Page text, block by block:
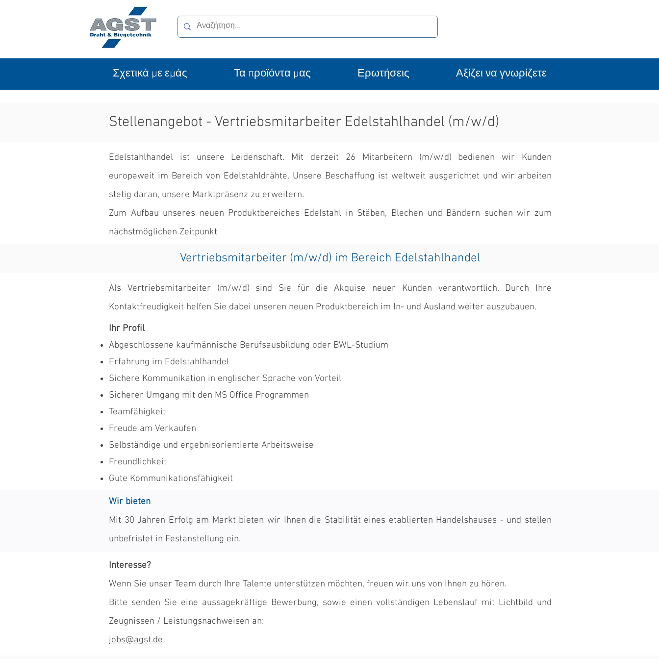
Σχετικά με εμάς Τα προϊόντα μας Ερωτήσεις Αξίζει να γνωρίζετε
Stellenangebot - Vertriebsmitarbeiter Edelstahlhandel (m/w/d)
Edelstahlhandel ist unsere Leidenschaft. Mit derzeit 26 Mitarbeitern (m/w/d) bedienen wir Kunden
europaweit im Bereich von Edelstahldrähte. Unsere Beschaffung ist weltweit ausgerichtet und wir arbeiten
stetig daran, unsere Marktpräsenz zu erweitern.
Zum Aufbau unseres neuen Produktbereiches Edelstahl in Stäben, Blechen und Bändern suchen wir zum
nächstmöglichen Zeitpunkt
Vertriebsmitarbeiter (m/w/d) im Bereich Edelstahlhandel
Als Vertriebsmitarbeiter (m/w/d) sind Sie für die Akquise neuer Kunden verantwortlich. Durch Ihre
Kontaktfreudigkeit helfen Sie dabei unseren neuen Produktbereich im In- und Ausland weiter auszubauen.
Ihr Profil
Abgeschlossene kaufmännische Berufsausbildung oder BWL-Studium
Erfahrung im Edelstahlhandel
Sichere Kommunikation in englischer Sprache von Vorteil
Sicherer Umgang mit den MS Office Programmen
Teamfähigkeit
Freude am Verkaufen
Selbständige und ergebnisorientierte Arbeitsweise
Freundlichkeit
Gute Kommunikationsfähigkeit
Wir bieten
Mit 30 Jahren Erfolg am Markt bieten wir Ihnen die Stabilität eines etablierten Handelshauses - und stellen
unbefristet in Festanstellung ein.
Interesse?
Wenn Sie unser Team durch Ihre Talente unterstützen möchten, freuen wir uns von Ihnen zu hören.
Bitte senden Sie eine aussagekräftige Bewerbung, sowie einen vollständigen Lebenslauf mit Lichtbild und
Zeugnissen / Leistungsnachweisen an:
jobs@agst.de